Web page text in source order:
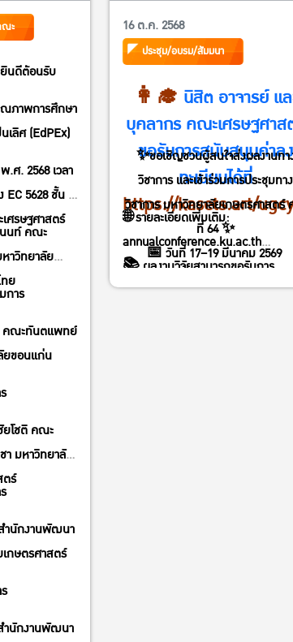
ณะ
นดีต้อนรับ
ภาพการศึกษา
เลิศ (EdPEx)
ศ. 2568 เวลา
5628 ชั้น 6
ศรษฐศาสตร์
นท์ คณะ
าวิทยาลัย
ย
การ
คณะทันตแพทย์
ยขอนแก่น
โชติ คณะ
า มหาวิทยาลัย
ร์
ำนักงานพัฒนา
กษตรศาสตร์
ำนักงานพัฒนา
16 ต.ค. 2568
ประชุม/อบรม/สัมมนา
👩‍🎓 นิสิต อาจารย์ แ
บุคลากร คณะเศรษฐศาส
ขอรับการสนับสนุนค่าลง
ทะเบียนได้ที่
https://kasets.art/
✨ขอเชิญชวนผู้สนใจส่งผลงานทา
วิชาการ และเข้าร่วมการประชุมทาง
วิชาการ มหาวิทยาลัยเกษตรศาสตร์
ที่ 64 ✨
📅 วันที่ 17–19 มีนาคม 2569
🌐 รายละเอียดเพิ่มเติม:
annualconference.ku.ac.th
📚 ผลงานวิจัยสามารถขอรับการ
พิจารณาตีพิมพ์ในวารสารวิชาการระ